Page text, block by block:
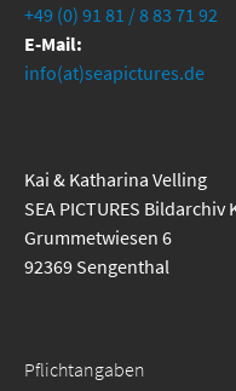
+49 (0) 91 81 / 8 83 71 92
E-Mail:
info(at)seapictures.de
Kai & Katharina Velling
SEA PICTURES Bildarchiv
Grummetwiesen 6
92369 Sengenthal
Pflichtangaben